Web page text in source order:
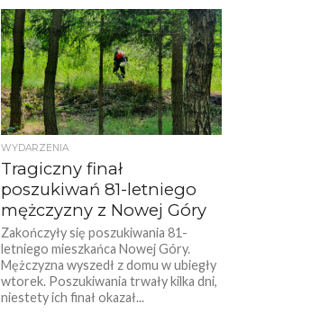
WYDARZENIA
Tragiczny finał
poszukiwań 81-letniego
mężczyzny z Nowej Góry
Zakończyły się poszukiwania 81-
letniego mieszkańca Nowej Góry.
Mężczyzna wyszedł z domu w ubiegły
wtorek. Poszukiwania trwały kilka dni,
niestety ich finał okazał...